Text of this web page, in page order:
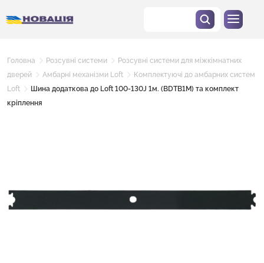
Головна Розсувні системи
Розсувні системи для міжкімнатних
дверей
Амбарні механізми Loft
Комплектуючі до амбарних систем
Loft
Шина додаткова до Loft 100-130J 1м. (BDTB1M) та комплект
кріплення